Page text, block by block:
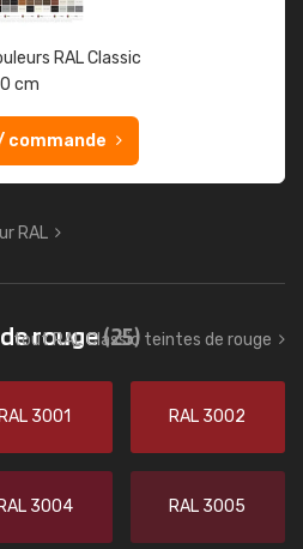
RAL Classic
cm
commande
RAL
rouge(25)
tout RAL Classic teintes de rouge
RAL 3001 RAL 3002
RAL 3004 RAL 3005